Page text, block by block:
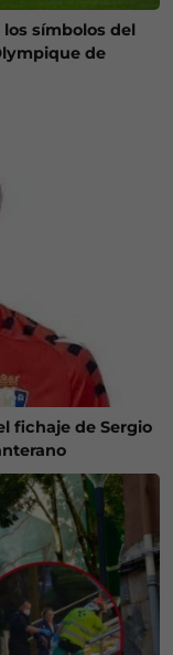
símbolos del
de
fichaje de Sergio